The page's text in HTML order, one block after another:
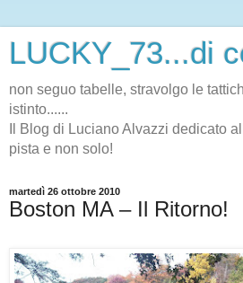
LUCKY_73...di
non seguo tabelle, stravolgo le
istinto......
Il Blog di Luciano Alvazzi dedicato
pista e non solo!
martedì 26 ottobre 2010
Boston MA – Il Ritorno!